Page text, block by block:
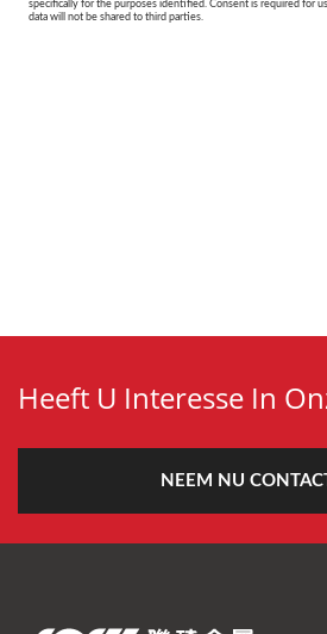
Heeft U Interesse In
NEEM NU